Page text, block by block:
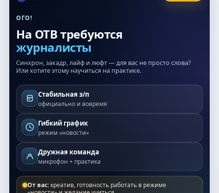
ОГО!
На ОТВ требуются
журналисты
Синхрон, закадр, лайф и люфт — для вас не просто слова?
Или хотите этому научиться на практике.
Стабильная з/п
официально и вовремя
Гибкий график
режим «новости»
Дружная команда
микрофон + практика
От вас: креатив, готовность работать в режиме